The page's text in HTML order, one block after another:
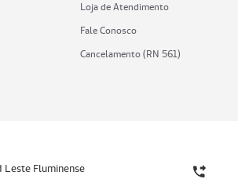
Loja de Atendimento
Fale Conosco
Cancelamento (RN 561)
Leste Fluminense